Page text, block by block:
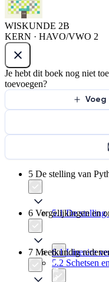
WISKUNDE 2B
KERN · HAVO/VWO 2
Je hebt dit boek nog niet
toevoegen?
Voeg
5 De stelling van
5.1 De stelling
5.2 Schetsen
6 Vergelijkingen en
6.1 Lineaire
7 Meetkundig